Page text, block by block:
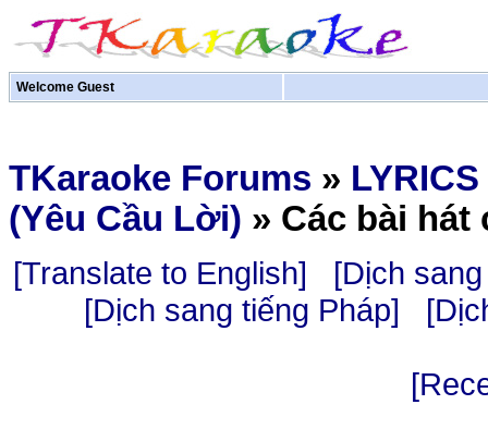
Welcome Guest
TKaraoke Forums »
(Yêu Cầu Lời) » Các bài
[Translate to English]
[Dịch
[Dịch sang tiếng Pháp]